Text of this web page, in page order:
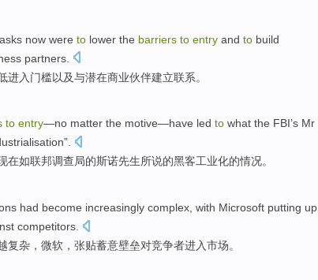
now were to lower the barriers to entry and to build
partners
进入门槛以及与潜在商业伙伴建立联系。
to entry—no matter the motive—have led to what the FBI’s Mr
”.
在如联邦调查局的斯诺先生所说的黑客工业化的情况。
had become increasingly complex with Microsoft putting up
competitors
复杂 ， 微软 ， 张贴蓄意壁垒对竞争者进入市场。